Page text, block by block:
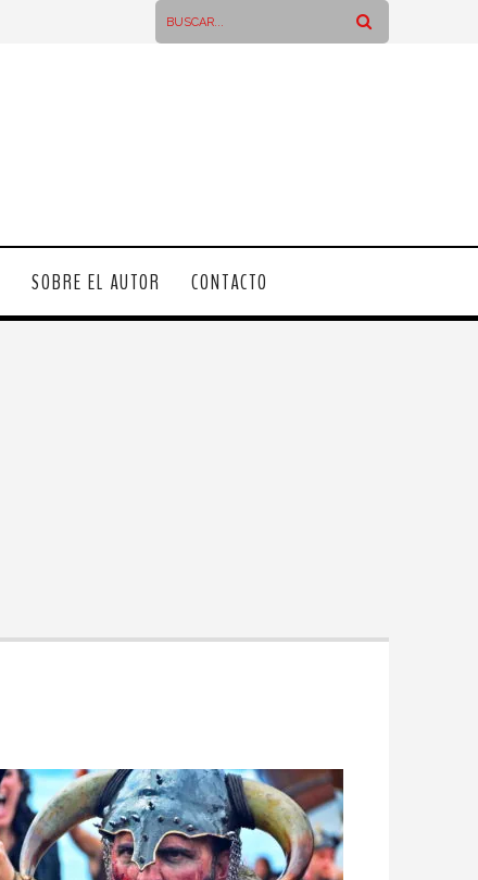
SOBRE EL AUTOR CONTACTO